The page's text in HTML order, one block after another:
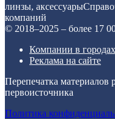
линзы, аксессуары
компаний
© 2018–2025 – более 17
Компании в
Реклама на сайте
Перепечатка материалов
первоисточника
Политика